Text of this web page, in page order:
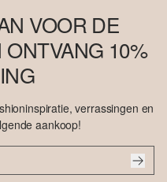
VOOR DE
10%
verrassingen en
aankoop!